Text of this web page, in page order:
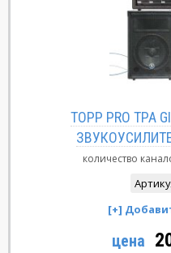
TOPP PRO TPA
количество
цена